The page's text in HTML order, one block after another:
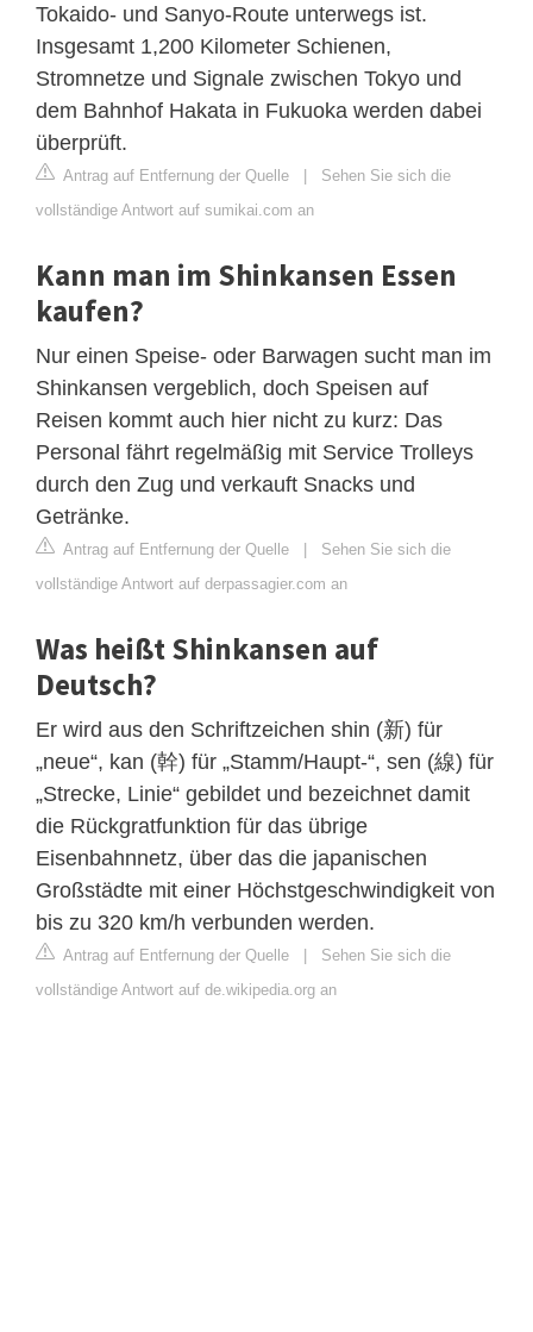
Tokaido- und Sanyo-Route unterwegs ist.
Insgesamt 1,200 Kilometer Schienen,
Stromnetze und Signale zwischen Tokyo und
dem Bahnhof Hakata in Fukuoka werden dabei
überprüft.
Antrag auf Entfernung der Quelle | Sehen Sie sich die
vollständige Antwort auf sumikai.com an
Kann man im Shinkansen Essen
kaufen?
Nur einen Speise- oder Barwagen sucht man im
Shinkansen vergeblich, doch Speisen auf
Reisen kommt auch hier nicht zu kurz: Das
Personal fährt regelmäßig mit Service Trolleys
durch den Zug und verkauft Snacks und
Getränke.
Antrag auf Entfernung der Quelle | Sehen Sie sich die
vollständige Antwort auf derpassagier.com an
Was heißt Shinkansen auf
Deutsch?
Er wird aus den Schriftzeichen shin (新) für
„neue“, kan (幹) für „Stamm/Haupt-“, sen (線) für
„Strecke, Linie“ gebildet und bezeichnet damit
die Rückgratfunktion für das übrige
Eisenbahnnetz, über das die japanischen
Großstädte mit einer Höchstgeschwindigkeit von
bis zu 320 km/h verbunden werden.
Antrag auf Entfernung der Quelle | Sehen Sie sich die
vollständige Antwort auf de.wikipedia.org an